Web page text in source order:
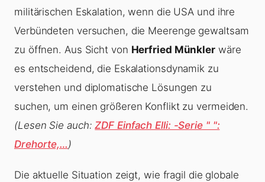
militärischen Eskalation, wenn die USA und ihre
Verbündeten versuchen, die Meerenge gewaltsam
zu öffnen. Aus Sicht von Herfried Münklerwäre
es entscheidend, die Eskalationsdynamik zu
verstehen und diplomatische Lösungen zu
suchen, um einen größeren Konflikt zu vermeiden.
(Lesen Sie auch:ZDF Einfach Elli: -Serie " ":
Drehorte,…)
Die aktuelle Situation zeigt, wie fragil die globale